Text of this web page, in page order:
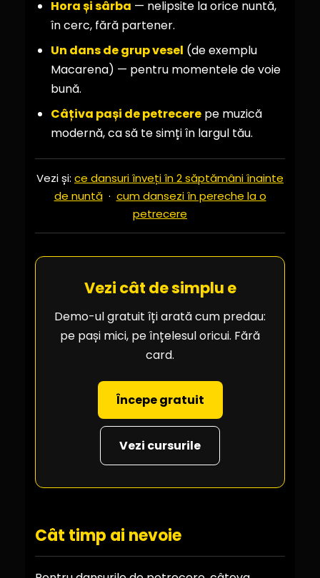
Hora și sârba — nelipsite la orice nuntă,
în cerc, fără partener.
Un dans de grup vesel (de exemplu
Macarena) — pentru momentele de voie
bună.
Câțiva pași de petrecere pe muzică
modernă, ca să te simți în largul tău.
Vezi și: ce dansuri înveți în 2 săptămâni înainte
de nuntă· cum dansezi în pereche la o
petrecere
Vezi cât de simplu e
Demo-ul gratuit îți arată cum predau:
pe pași mici, pe înțelesul oricui. Fără
card.
Începe gratuit
Vezi cursurile
Cât timp ai nevoie